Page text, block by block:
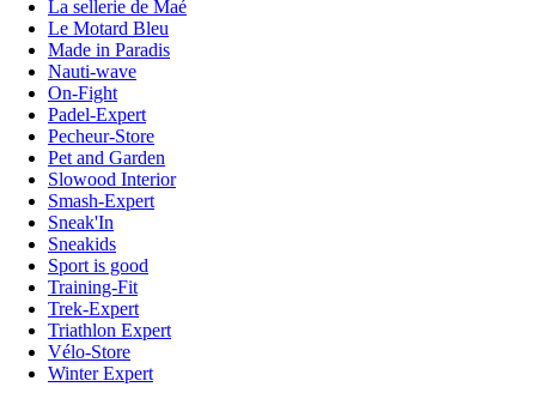
La sellerie de Maé
Le Motard Bleu
Made in Paradis
Nauti-wave
On-Fight
Padel-Expert
Pecheur-Store
Pet and Garden
Slowood Interior
Smash-Expert
Sneak'In
Sneakids
Sport is good
Training-Fit
Trek-Expert
Triathlon Expert
Vélo-Store
Winter Expert